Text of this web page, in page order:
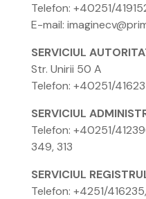
Telefon: +40251/
E-mail:
SERVICIUL
Str. Unirii 50 A
Telefon: +40251/
SERVICIUL
Telefon: +40251/
349, 313
SERVICIUL
Telefon: +4251/